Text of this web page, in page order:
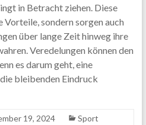
in Betracht ziehen. Diese
sondern sorgen auch
über lange Zeit hinweg ihre
Veredelungen können den
es darum geht, eine
bleibenden Eindruck
19, 2024 Sport